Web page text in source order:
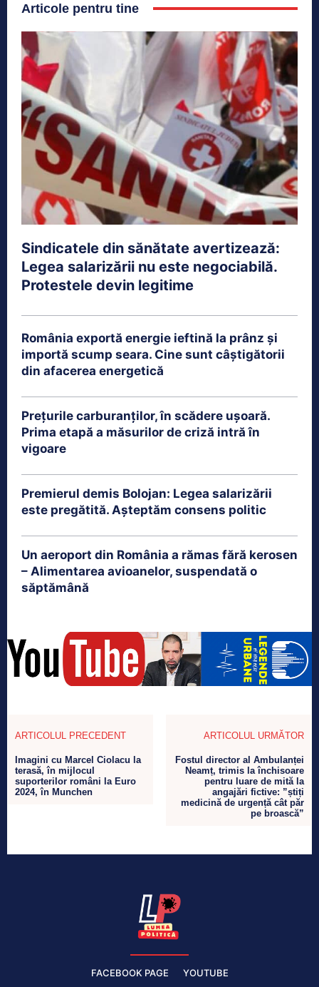
Articole pentru tine
Sindicatele din sănătate avertizează:
Legea salarizării nu este negociabilă.
Protestele devin legitime
România exportă energie ieftină la prânz și
importă scump seara. Cine sunt câștigătorii
din afacerea energetică
Prețurile carburanților, în scădere ușoară.
Prima etapă a măsurilor de criză intră în
vigoare
Premierul demis Bolojan: Legea salarizării
este pregătită. Așteptăm consens politic
Un aeroport din România a rămas fără kerosen
– Alimentarea avioanelor, suspendată o
săptămână
ARTICOLUL PRECEDENT
Imagini cu Marcel Ciolacu la
terasă, în mijlocul
suporterilor români la Euro
2024, în Munchen
ARTICOLUL URMĂTOR
Fostul director al Ambulanței
Neamț, trimis la închisoare
pentru luare de mită la
angajări fictive: ”știți
medicină de urgență cât păr
pe broască”
FACEBOOK PAGE YOUTUBE